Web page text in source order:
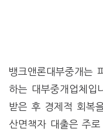
뱅크앤론대부중개는
하는 대부중개업체입
받은 후 경제적 회복
산면책자 대출은 주